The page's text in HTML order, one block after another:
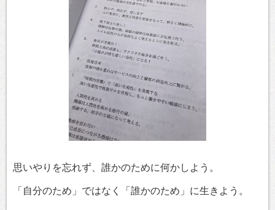
思いやりを忘れず、誰かのために何かしよう。
「自分のため」ではなく「誰かのため」に生きよう。